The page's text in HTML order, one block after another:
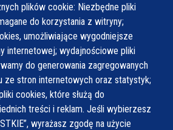
plików cookie: Niezbędne pliki
do korzystania z witryny;
umożliwiające wygodniejsze
internetowej; wydajnościowe pliki
do generowania zagregowanych
ze stron internetowych oraz statystyk;
cookies, które służą do
treści i reklam. Jeśli wybierzesz
wyrażasz zgodę na użycie